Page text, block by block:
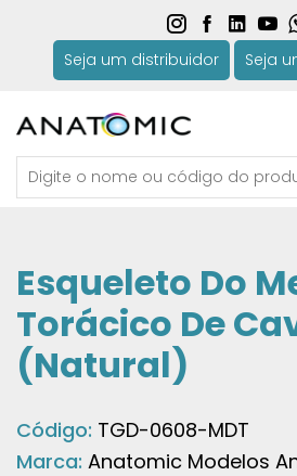
Seja um distribuidor Seja
Esqueleto Do
Torácico De
(Natural)
Código: TGD-0608-MDT
Marca: Anatomic Modelos